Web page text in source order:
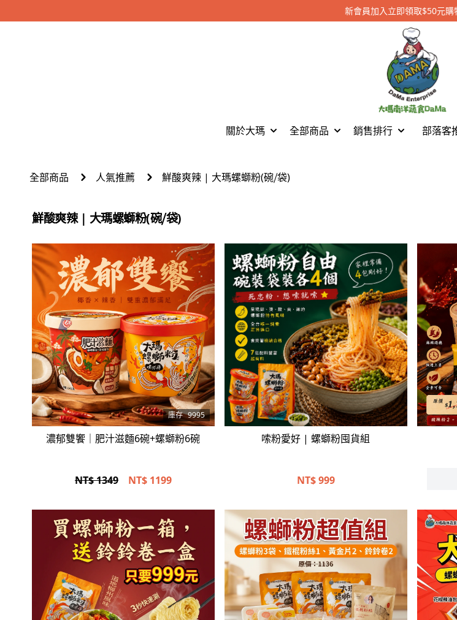
新會員加入立即領取$50元購
關於大瑪 全部商品 銷售排行 部落客
全部商品 人氣推薦 鮮酸爽辣 | 大瑪螺螄粉(碗⧸袋)
鮮酸爽辣 | 大瑪螺螄粉(碗⧸袋)
立即選購 庫存 9995
濃郁雙饗｜肥汁滋麵6碗+螺螄粉6碗
NT$ 1349 NT$1199
立即選購
嗦粉愛好 | 螺螄粉囤貨組
NT$999